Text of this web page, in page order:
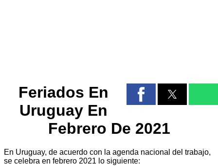
Feriados En
Uruguay En
Febrero De 2021
En Uruguay, de acuerdo con la agenda nacional del trabajo,
se celebra en febrero 2021 lo siguiente: